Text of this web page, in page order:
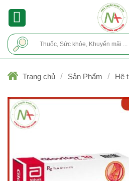
Trang chủ / Sản Phẩm / Hệ